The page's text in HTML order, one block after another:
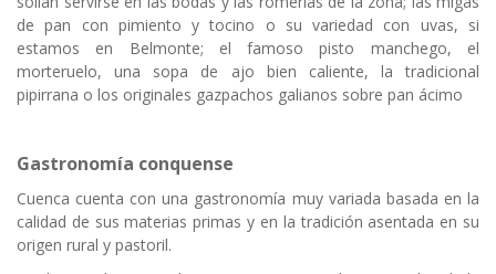
de pan con pimiento y tocino o su variedad con uvas, si
estamos en Belmonte; el famoso pisto manchego, el
morteruelo, una sopa de ajo bien caliente, la tradicional
pipirrana o los originales gazpachos galianos sobre pan ácimo
Gastronomía conquense
Cuenca cuenta con una gastronomía muy variada basada en la
calidad de sus materias primas y en la tradición asentada en su
origen rural y pastoril.